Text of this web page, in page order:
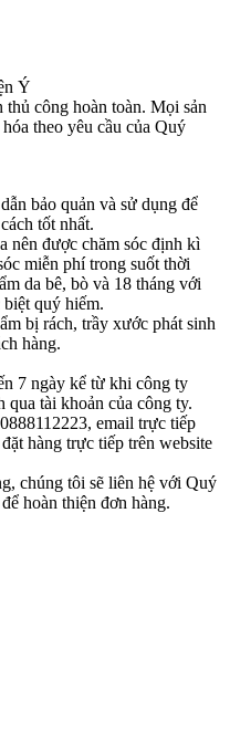
Ý
thủ công hoàn toàn. Mọi sản
theo yêu cầu của Quý
bảo quản và sử dụng để
tốt nhất.
nên được chăm sóc định kì
miễn phí trong suốt thời
da bê, bò và 18 tháng với
biệt quý hiếm.
bị rách, trầy xước phát sinh
hàng.
7 ngày kể từ khi công ty
qua tài khoản của công ty.
email trực tiếp
hàng trực tiếp trên website
chúng tôi sẽ liên hệ với Quý
hoàn thiện đơn hàng.